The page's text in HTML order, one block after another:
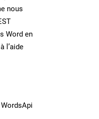
nous
Word en
l’aide